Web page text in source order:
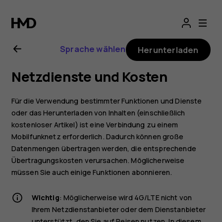
Nokia
5.3 Sprache wählen Herunterladen
Netzdienste und Kosten
Für die Verwendung bestimmter Funktionen und Dienste
oder das Herunterladen von Inhalten (einschließlich
kostenloser Artikel) ist eine Verbindung zu einem
Mobilfunknetz erforderlich. Dadurch können große
Datenmengen übertragen werden, die entsprechende
Übertragungskosten verursachen. Möglicherweise
müssen Sie auch einige Funktionen abonnieren.
Wichtig: Möglicherweise wird 4G/LTE nicht von
Ihrem Netzdienstanbieter oder dem Dienstanbieter